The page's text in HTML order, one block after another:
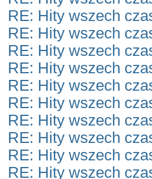
RE: Hity wszech
RE: Hity wszech
RE: Hity wszech
RE: Hity wszech
RE: Hity wszech
RE: Hity wszech
RE: Hity wszech
RE: Hity wszech
RE: Hity wszech
RE: Hity wszech